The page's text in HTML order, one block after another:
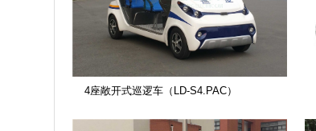
4座敞开式巡逻车（LD-S4.PAC）